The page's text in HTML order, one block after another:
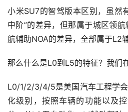
小米SU7的智驾版本区别，虽然
中阶”的差异，但那属于城区领
航辅助NOA的差异，全部属于L2
那么什么是L0到L5的特征？我们
L0/1/2/3/4/5是美国汽车工程学
化级别，按照车辆的功能以及